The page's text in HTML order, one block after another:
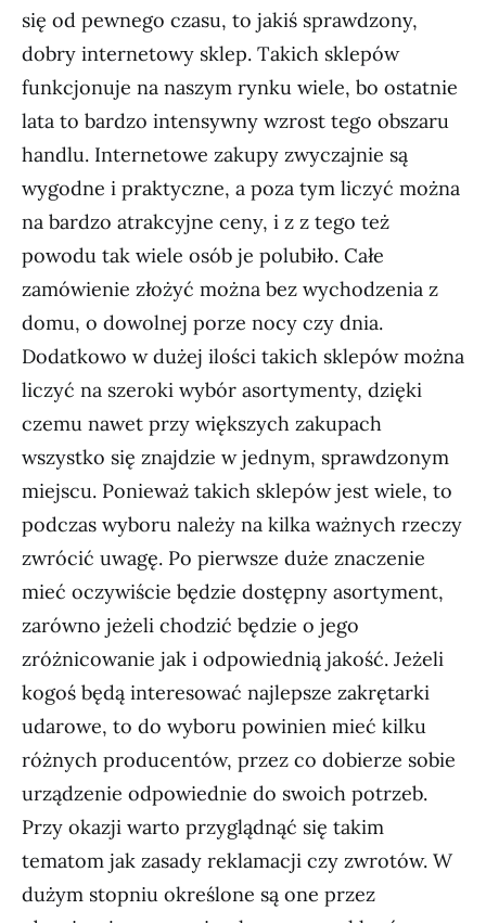
się od pewnego czasu, to jakiś sprawdzony,
dobry internetowy sklep. Takich sklepów
funkcjonuje na naszym rynku wiele, bo ostatnie
lata to bardzo intensywny wzrost tego obszaru
handlu. Internetowe zakupy zwyczajnie są
wygodne i praktyczne, a poza tym liczyć można
na bardzo atrakcyjne ceny, i z z tego też
powodu tak wiele osób je polubiło. Całe
zamówienie złożyć można bez wychodzenia z
domu, o dowolnej porze nocy czy dnia.
Dodatkowo w dużej ilości takich sklepów można
liczyć na szeroki wybór asortymenty, dzięki
czemu nawet przy większych zakupach
wszystko się znajdzie w jednym, sprawdzonym
miejscu. Ponieważ takich sklepów jest wiele, to
podczas wyboru należy na kilka ważnych rzeczy
zwrócić uwagę. Po pierwsze duże znaczenie
mieć oczywiście będzie dostępny asortyment,
zarówno jeżeli chodzić będzie o jego
zróżnicowanie jak i odpowiednią jakość. Jeżeli
kogoś będą interesować najlepsze zakrętarki
udarowe, to do wyboru powinien mieć kilku
różnych producentów, przez co dobierze sobie
urządzenie odpowiednie do swoich potrzeb.
Przy okazji warto przyglądnąć się takim
tematom jak zasady reklamacji czy zwrotów. W
dużym stopniu określone są one przez